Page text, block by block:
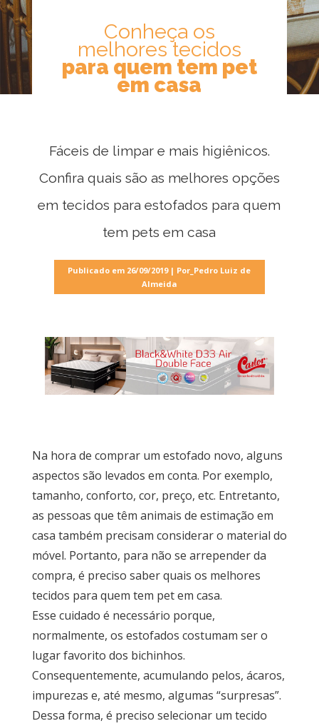
Ambiente
Escritório
Lavanderia
Quarto
dentro
Móvel
Conheça os
melhores tecidos
para quem tem pet
em casa
Fáceis de limpar e mais higiênicos.
Confira quais são as melhores opções
em tecidos para estofados para quem
tem pets em casa
Publicado em 26/09/2019 | Por_Pedro Luiz de
Almeida
Na hora de comprar um estofado novo, alguns
aspectos são levados em conta. Por exemplo,
tamanho, conforto, cor, preço, etc. Entretanto,
as pessoas que têm animais de estimação em
casa também precisam considerar o material do
móvel. Portanto, para não se arrepender da
compra, é preciso saber quais os melhores
tecidos para quem tem pet em casa.
Esse cuidado é necessário porque,
normalmente, os estofados costumam ser o
lugar favorito dos bichinhos.
Consequentemente, acumulando pelos, ácaros,
impurezas e, até mesmo, algumas “surpresas”.
Dessa forma, é preciso selecionar um tecido